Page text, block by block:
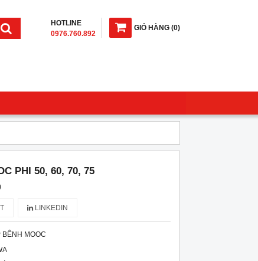
GIỎ HÀNG (0)
HOTLINE
0976.760.892
PHI 50, 60, 70, 75
LINKEDIN
BÊNH MOOC